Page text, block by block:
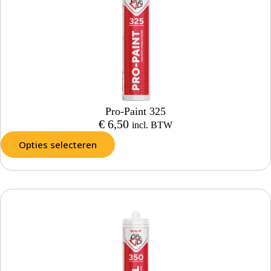
Pro-Paint 325
€ 6,50 incl. BTW
Opties selecteren